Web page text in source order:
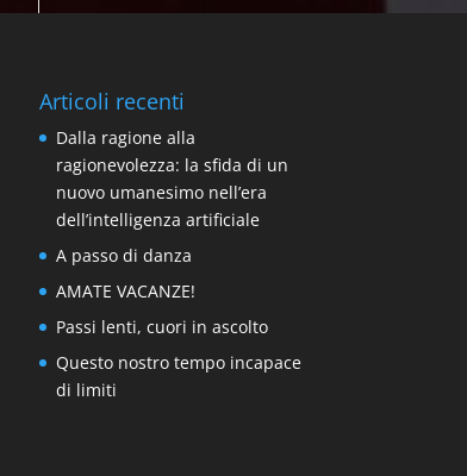
Articoli recenti
Dalla ragione alla
ragionevolezza: la sfida di un
nuovo umanesimo nell’era
dell’intelligenza artificiale
A passo di danza
AMATE VACANZE!
Passi lenti, cuori in ascolto
Questo nostro tempo incapace
di limiti